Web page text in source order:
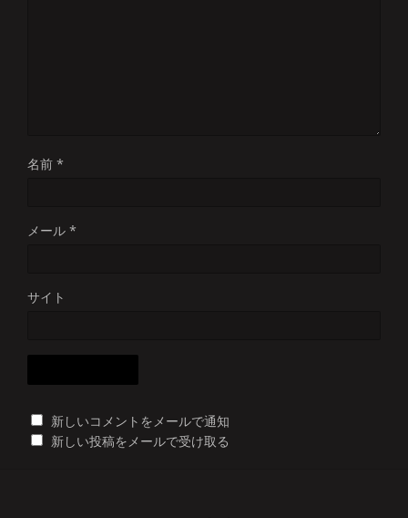
名前 *
メール *
サイト
新しいコメントをメールで通知
新しい投稿をメールで受け取る